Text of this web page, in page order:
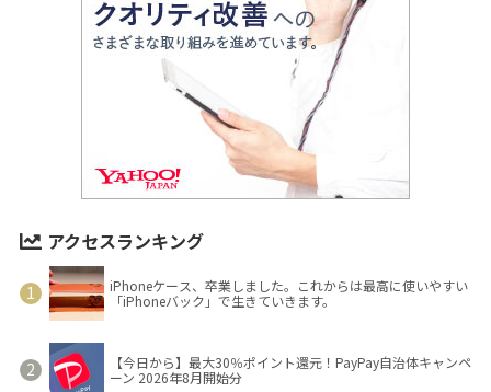
アクセスランキング
iPhoneケース、卒業しました。これからは最高に使いやすい
「iPhoneバック」で生きていきます。
【今日から】最大30％ポイント還元！PayPay自治体キャンペ
ーン 2026年8月開始分